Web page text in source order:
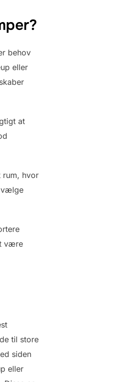
behov
eller
at
rum, hvor
vælge
være
til store
siden
eller